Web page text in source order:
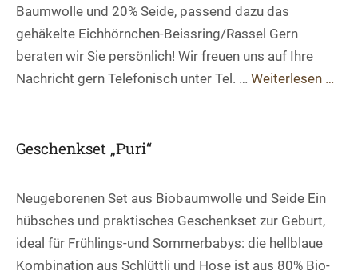
Baumwolle und 20% Seide, passend dazu das
gehäkelte Eichhörnchen-Beissring/Rassel Gern
beraten wir Sie persönlich! Wir freuen uns auf Ihre
Nachricht gern Telefonisch unter Tel. … Weiterlesen …
Geschenkset „Puri“
Neugeborenen Set aus Biobaumwolle und Seide Ein
hübsches und praktisches Geschenkset zur Geburt,
ideal für Frühlings-und Sommerbabys: die hellblaue
Kombination aus Schlüttli und Hose ist aus 80% Bio-